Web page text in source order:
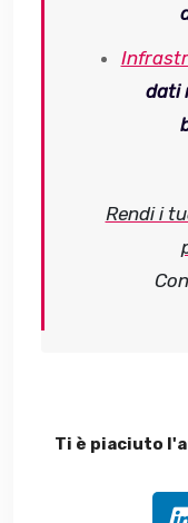
dati
Rendi i
Ti è piaciuto